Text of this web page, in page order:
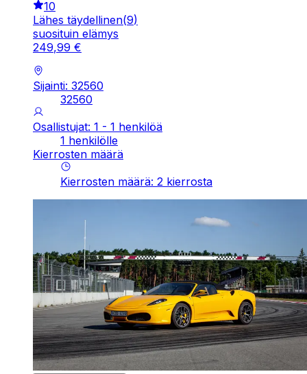
10
Lähes täydellinen(9)
suosituin elämys
249,99 €
Sijainti: 32560
32560
Osallistujat: 1 - 1 henkilöä
1 henkilölle
Kierrosten määrä
Kierrosten määrä: 2 kierrosta